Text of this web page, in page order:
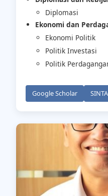
Diplomasi
Ekonomi dan
Ekonomi Politik
Politik Investasi
Politik
Google Scholar SINTA